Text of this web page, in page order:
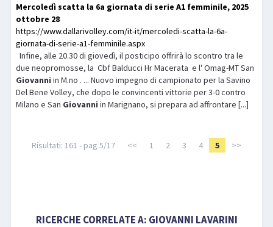
Mercoledì scatta la 6a giornata di serie A1 femminile, 2025
ottobre 28
https://www.dallarivolley.com/it-it/mercoledi-scatta-la-6a-
giornata-di-serie-a1-femminile.aspx
Infine, alle 20.30 di giovedì, il posticipo offrirà lo scontro tra le
due neopromosse, la Cbf Balducci Hr Macerata e l' Omag-MT San
Giovanni in M.no . ... Nuovo impegno di campionato per la Savino
Del Bene Volley, che dopo le convincenti vittorie per 3-0 contro
Milano e San Giovanni in Marignano, si prepara ad affrontare [...]
Risultati: 161 - pag 5/17 << 1 2 3 4 5 >>
RICERCHE CORRELATE A: GIOVANNI LAVARINI